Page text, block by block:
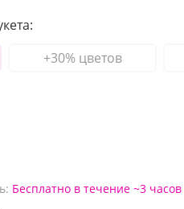
+30% цветов
Бесплатно в течение ~3 часов